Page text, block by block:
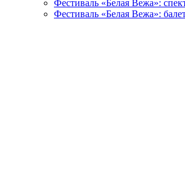
Фестиваль «Белая Вежа»:
Фестиваль «Белая Вежа»: